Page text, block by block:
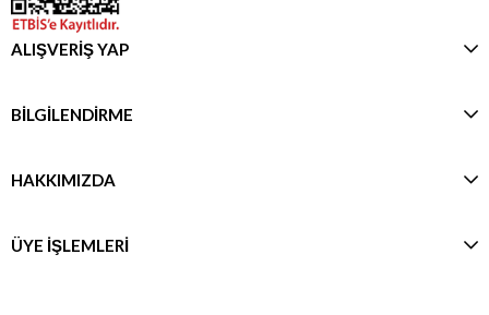
ALIŞVERİŞ YAP
BİLGİLENDİRME
HAKKIMIZDA
ÜYE İŞLEMLERİ